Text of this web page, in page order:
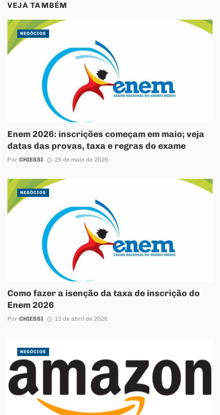
VEJA TAMBÉM
Enem 2026: inscrições começam em maio; veja
datas das provas, taxa e regras do exame
Por CHIESSI 25 de maio de 2026
NEGÓCIOS
Como fazer a isenção da taxa de inscrição do
Enem 2026
Por CHIESSI 13 de abril de 2026
NEGÓCIOS
NEGÓCIOS